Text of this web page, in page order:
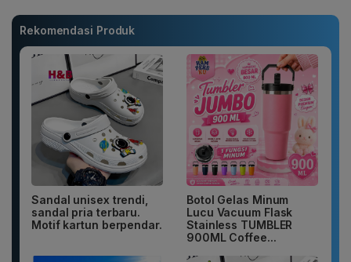
Rekomendasi Produk
Sandal unisex trendi,
sandal pria terbaru.
Motif kartun berpendar.
Botol Gelas Minum
Lucu Vacuum Flask
Stainless TUMBLER
900ML Coffee...